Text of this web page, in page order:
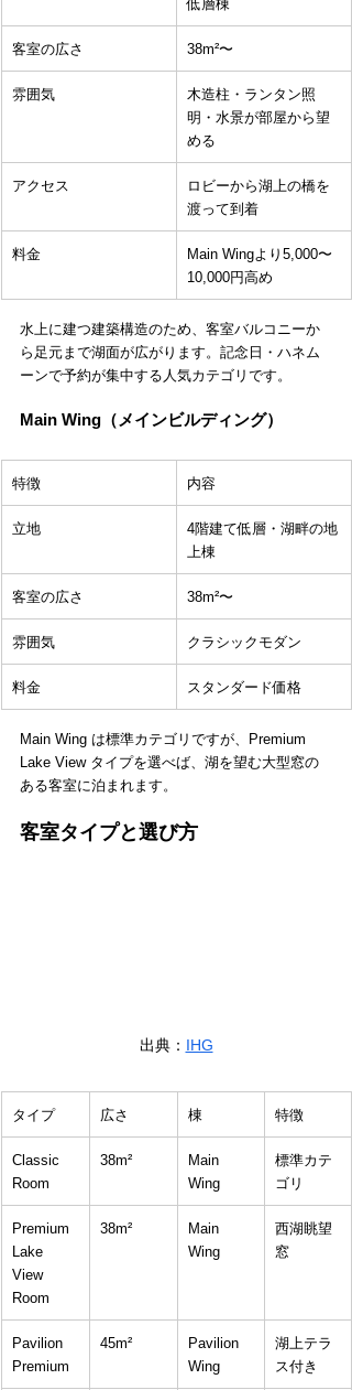
低層棟
客室の広さ 38m²〜
雰囲気
木造柱・ランタン照
明・水景が部屋から望
める
アクセス
ロビーから湖上の橋を
渡って到着
料金
Main Wingより5,000〜
10,000円高め
水上に建つ建築構造のため、客室バルコニーか
ら足元まで湖面が広がります。記念日・ハネム
ーンで予約が集中する人気カテゴリです。
Main Wing（メインビルディング）
特徴 内容
立地
4階建て低層・湖畔の地
上棟
客室の広さ 38m²〜
雰囲気 クラシックモダン
料金 スタンダード価格
Main Wing は標準カテゴリですが、Premium
Lake View タイプを選べば、湖を望む大型窓の
ある客室に泊まれます。
客室タイプと選び方
出典： IHG
タイプ 広さ 棟 特徴
Classic
Room
38m²
Main
Wing
標準カテ
ゴリ
Premium
Lake
View
Room
38m²
Main
Wing
西湖眺望
窓
Pavilion
Premium
45m²
Pavilion
Wing
湖上テラ
ス付き